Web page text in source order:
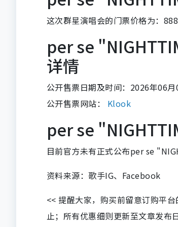
这次群星演唱会的门票价格为：888
per se
详情
公开售票日期及时间：2026年06
公开售票网站： Klook
per se
目前官方未有正式公布per se
资料来源：歌手IG、Facebook
<< 提醒大家，购买前留意订购平
止；所有优惠细则更新至文章发